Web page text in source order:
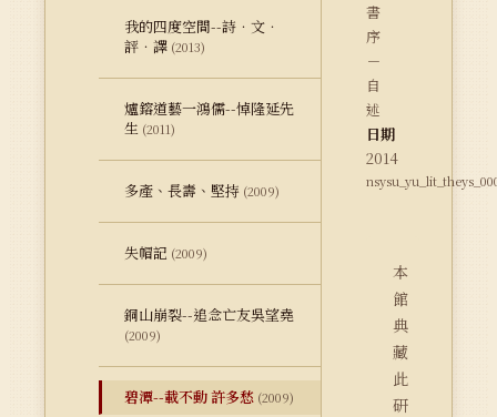
我的四度空間--詩．文．
評．譯 (2013)
爐鎔道藝一鴻儒--悼隆延先
生 (2011)
多產、長壽、堅持 (2009)
失帽記 (2009)
銅山崩裂--追念亡友吳望堯
(2009)
碧潭--載不動 許多愁 (2009)
書
序
－
自
述
日期
2014
本
館
典
藏
此
研